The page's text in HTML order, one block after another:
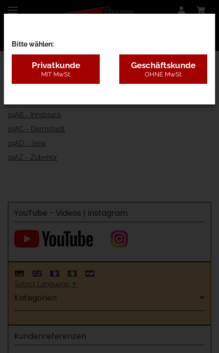
19 - Balkongeländer
19AB - Innsbruck
19AC - Darmstadt
19AD - Jena
19AZ - Zubehör
YouTube - Videos | Instagram
Select Language ▼
Kategorien
Kundenreferenzen
Bitte wählen:
Privatkunde
MIT MwSt.
Geschäftskunde
OHNE MwSt.